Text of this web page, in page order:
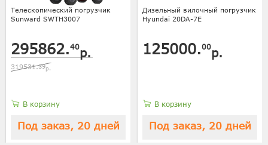
Телескопический погрузчик
Sunward SWTH3007
295862.40р.
319531.39р.
В корзину
Под заказ, 20 дней
Дизельный вилочный погрузчик
Hyundai 20DA-7E
125000.00р.
В корзину
Под заказ, 20 дней